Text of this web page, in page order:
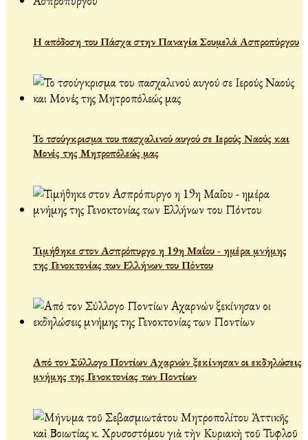
Η απόδοση του Πάσχα στην Παναγία Σουμελά Ασπροπύργου
Το τσούγκρισμα του πασχαλινού αυγού σε Ιερούς Ναούς και
Μονές της Μητροπόλεώς μας
Τιμήθηκε στον Ασπρόπυργο η 19η Μαΐου - ημέρα μνήμης
της Γενοκτονίας των Ελλήνων του Πόντου
Από τον Σύλλογο Ποντίων Αχαρνών ξεκίνησαν οι εκδηλώσεις
μνήμης της Γενοκτονίας των Ποντίων